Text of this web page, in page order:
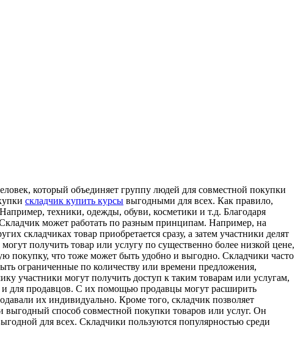
который объединяет группу людей для совместной покупки
складчик купить курсы выгодными для всех. Как правило,
техники, одежды, обуви, косметики и т.д. Благодаря
может работать по разным принципам. Например, на
складчиках товар приобретается сразу, а затем участники делят
получить товар или услугу по существенно более низкой цене,
покупку, что тоже может быть удобно и выгодно. Складчики часто
ограниченные по количеству или времени предложения,
участники могут получить доступ к таким товарам или услугам,
для продавцов. С их помощью продавцы могут расширить
их индивидуально. Кроме того, складчик позволяет
способ совместной покупки товаров или услуг. Он
для всех. Складчики пользуются популярностью среди